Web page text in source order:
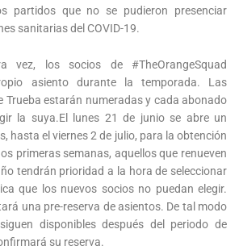
partidos que no se pudieron presenciar
sanitarias del COVID-19.
vez, los socios de #TheOrangeSquad
asiento durante la temporada. Las
Trueba estarán numeradas y cada abonado
la suya.El lunes 21 de junio se abre un
hasta el viernes 2 de julio, para la obtención
primeras semanas, aquellos que renueven
tendrán prioridad a la hora de seleccionar
que los nuevos socios no puedan elegir.
una pre-reserva de asientos. De tal modo
disponibles después del periodo de
su reserva.